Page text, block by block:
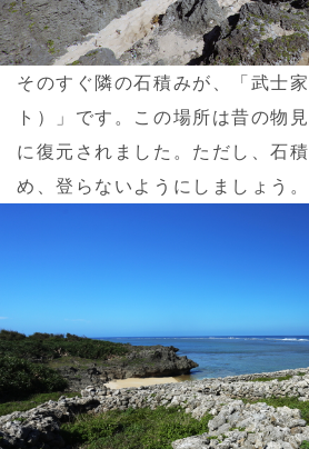
そのすぐ隣の石積みが、「武士
ト）」です。この場所は昔の物
に復元されました。ただし、石
め、登らないようにしましょう。